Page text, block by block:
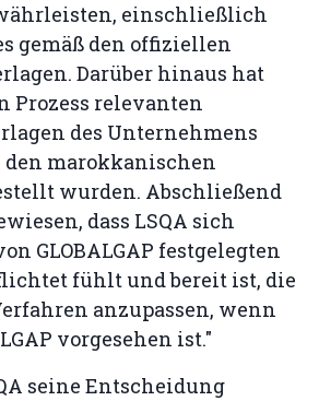
einschließlich
gemäß den offiziellen
Darüber hinaus hat
Prozess relevanten
des Unternehmens
den marokkanischen
wurden. Abschließend
dass LSQA sich
GLOBALGAP festgelegten
fühlt und bereit ist, die
anzupassen, wenn
vorgesehen ist."
seine Entscheidung